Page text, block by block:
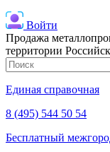
Войти
Продажа
территории
Единая справочная
8 (495) 544 50 54
Бесплатный